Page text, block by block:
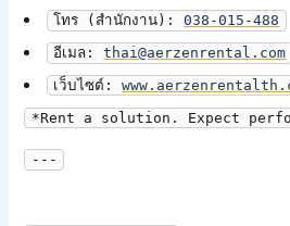
โทร (สำนักงาน):038-015-488
อีเมล:thai@aerzenrental.com
เว็บไซต์:
*Rent a solution. Expect
---